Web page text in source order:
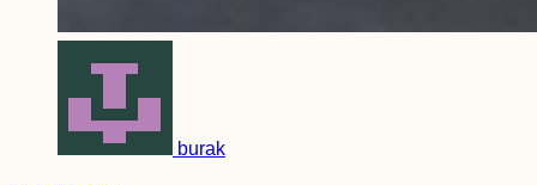
burak